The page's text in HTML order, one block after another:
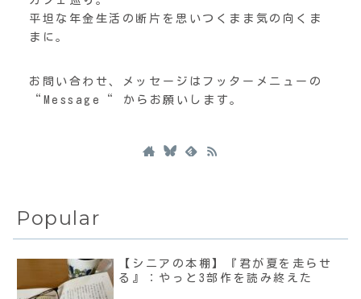
平坦な年金生活の断片を思いつくまま気の向くま
まに。
お問い合わせ、メッセージはフッターメニューの
“Message“ からお願いします。
Popular
【シニアの本棚】『君が夏を走らせ
る』：やっと3部作を読み終えた